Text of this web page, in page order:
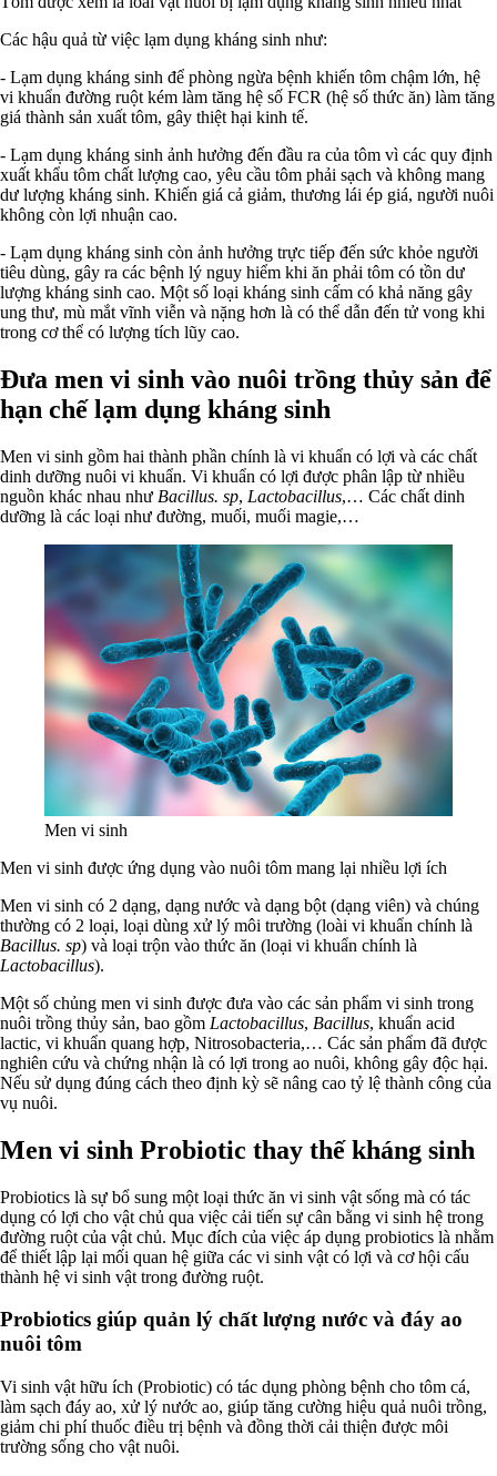
Các hậu quả từ việc lạm dụng kháng sinh như:
- Lạm dụng kháng sinh để phòng ngừa bệnh khiến tôm chậm lớn, hệ
vi khuẩn đường ruột kém làm tăng hệ số FCR (hệ số thức ăn) làm tăng
giá thành sản xuất tôm, gây thiệt hại kinh tế.
- Lạm dụng kháng sinh ảnh hưởng đến đầu ra của tôm vì các quy định
xuất khẩu tôm chất lượng cao, yêu cầu tôm phải sạch và không mang
dư lượng kháng sinh. Khiến giá cả giảm, thương lái ép giá, người nuôi
không còn lợi nhuận cao.
- Lạm dụng kháng sinh còn ảnh hưởng trực tiếp đến sức khỏe người
tiêu dùng, gây ra các bệnh lý nguy hiểm khi ăn phải tôm có tồn dư
lượng kháng sinh cao. Một số loại kháng sinh cấm có khả năng gây
ung thư, mù mắt vĩnh viễn và nặng hơn là có thể dẫn đến tử vong khi
trong cơ thể có lượng tích lũy cao.
Đưa men vi sinh vào nuôi trồng thủy sản để
hạn chế lạm dụng kháng sinh
Men vi sinh gồm hai thành phần chính là vi khuẩn có lợi và các chất
dinh dưỡng nuôi vi khuẩn. Vi khuẩn có lợi được phân lập từ nhiều
nguồn khác nhau như Bacillus. sp, Lactobacillus,… Các chất dinh
dưỡng là các loại như đường, muối, muối magie,…
Men vi sinh
Men vi sinh được ứng dụng vào nuôi tôm mang lại nhiều lợi ích
Men vi sinh có 2 dạng, dạng nước và dạng bột (dạng viên) và chúng
thường có 2 loại, loại dùng xử lý môi trường (loài vi khuẩn chính là
Bacillus. sp) và loại trộn vào thức ăn (loại vi khuẩn chính là
Lactobacillus).
Một số chủng men vi sinh được đưa vào các sản phẩm vi sinh trong
nuôi trồng thủy sản, bao gồm Lactobacillus, Bacillus, khuẩn acid
lactic, vi khuẩn quang hợp, Nitrosobacteria,… Các sản phẩm đã được
nghiên cứu và chứng nhận là có lợi trong ao nuôi, không gây độc hại.
Nếu sử dụng đúng cách theo định kỳ sẽ nâng cao tỷ lệ thành công của
vụ nuôi.
Men vi sinh Probiotic thay thế kháng sinh
Probiotics là sự bổ sung một loại thức ăn vi sinh vật sống mà có tác
dụng có lợi cho vật chủ qua việc cải tiến sự cân bằng vi sinh hệ trong
đường ruột của vật chủ. Mục đích của việc áp dụng probiotics là nhằm
để thiết lập lại mối quan hệ giữa các vi sinh vật có lợi và cơ hội cấu
thành hệ vi sinh vật trong đường ruột.
Probiotics giúp quản lý chất lượng nước và đáy ao
nuôi tôm
Vi sinh vật hữu ích (Probiotic) có tác dụng phòng bệnh cho tôm cá,
làm sạch đáy ao, xử lý nước ao, giúp tăng cường hiệu quả nuôi trồng,
giảm chi phí thuốc điều trị bệnh và đồng thời cải thiện được môi
trường sống cho vật nuôi.